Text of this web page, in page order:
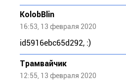
KolobBlin
16:53, 13 февраля 2020
id5916еbс65d292, :)
Трамвайчик
12:55, 13 февраля 2020